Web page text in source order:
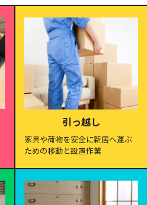
引っ越し
家具や荷物を安全に新居へ運ぶ
ための移動と設置作業